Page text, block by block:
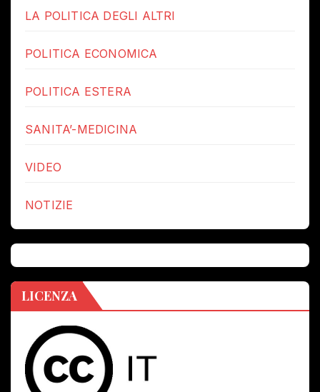
LA POLITICA DEGLI ALTRI
POLITICA ECONOMICA
POLITICA ESTERA
SANITA’-MEDICINA
VIDEO
NOTIZIE
LICENZA